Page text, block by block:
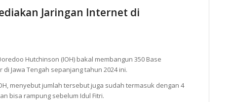
Jaringan Internet di
Hutchinson (IOH) bakal membangun 350 Base
Jawa Tengah sepanjang tahun 2024 ini.
menyebut jumlah tersebut juga sudah termasuk dengan 4
bisa rampung sebelum Idul Fitri.